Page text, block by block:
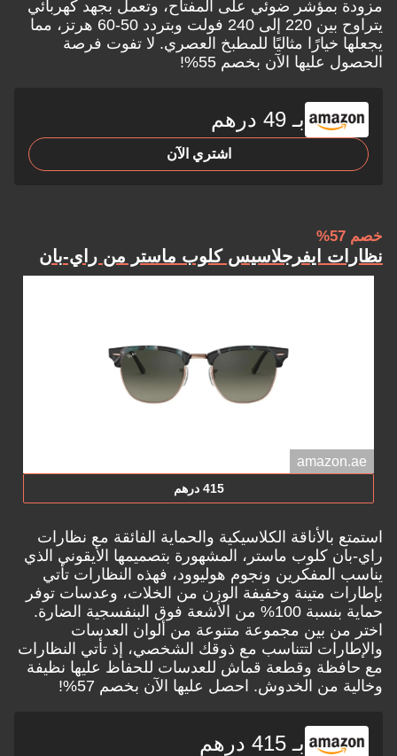
مزودة بمؤشر ضوئي على المفتاح، وتعمل بجهد كهربائي
يتراوح بين 220 إلى 240 فولت وبتردد 50-60 هرتز، مما
يجعلها خيارًا مثاليًا للمطبخ العصري. لا تفوت فرصة
الحصول عليها الآن بخصم 55%!
بـ 49 درهم
اشتري الآن
خصم 57%
نظارات ايفرجلاسيس كلوب ماستر من راي-بان
amazon.ae
415 درهم
استمتع بالأناقة الكلاسيكية والحماية الفائقة مع نظارات
راي-بان كلوب ماستر، المشهورة بتصميمها الأيقوني الذي
يناسب المفكرين ونجوم هوليوود، فهذه النظارات تأتي
بإطارات متينة وخفيفة الوزن من الخلات، وعدسات توفر
حماية بنسبة 100% من الأشعة فوق البنفسجية الضارة.
اختر من بين مجموعة متنوعة من ألوان العدسات
والإطارات لتتناسب مع ذوقك الشخصي، إذ تأتي النظارات
مع حافظة وقطعة قماش للعدسات للحفاظ عليها نظيفة
وخالية من الخدوش. احصل عليها الآن بخصم 57%!
بـ 415 درهم